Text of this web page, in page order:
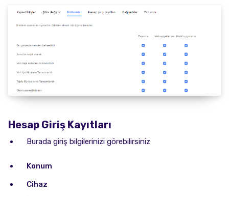
Hesap Giriş Kayıtları
Burada giriş bilgilerinizi görebilirsiniz
Konum
Cihaz